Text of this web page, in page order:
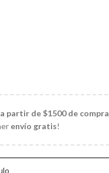
partir de $1500 de compra
envío gratis!